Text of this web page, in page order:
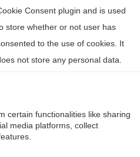
Consent plugin and is used
store whether or not user has
to the use of cookies. It
not store any personal data.
certain functionalities like sharing
media platforms, collect